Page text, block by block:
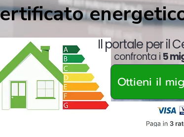
Ottieni il
Il portale per il
confronta i 5